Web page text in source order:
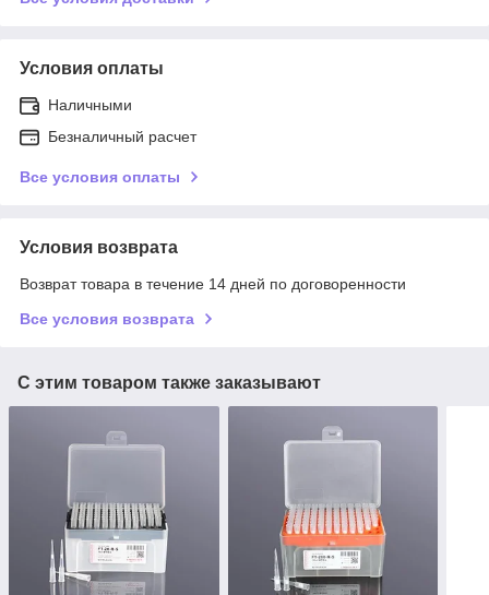
Условия оплаты
Наличными
Безналичный расчет
Все условия оплаты
Условия возврата
Возврат товара в течение 14 дней по договоренности
Все условия возврата
С этим товаром также заказывают